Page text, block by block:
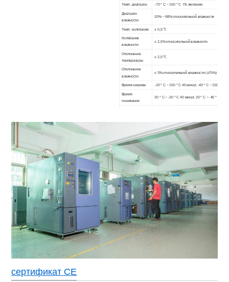
Темп. диапазон -70 ° C ~ 150 ° C По желанию
Диапазон
влажности
20% ~ 98% относительной влажности
Темп. колебание ± 0,5 ℃
Колебание
влажности
± 2,5% относительной влажности
Отклонение
температуры
± 2,0 ℃
Отклонение
влажности
± 3% относительной влажности (≥75%) / ± 5%
Время нагрева -20 ° C ~ 150 ° C 45 минут, -40 ° C ~ 150 ° C
Время
понижения
20 ° C ~ -20 ° C 40 минут, 20 ° C ~ -40 ° C 60
D25 D40
Материал
интерьера
Нержавеющая сталь 304
Материал
экстерьера
Сталь или нержавеющая сталь с подкладкой
Изоляционный
материал
Жесткий пенополиуретан + стекловолокно
Система
охлаждения
1. С воздушным охлаждением (вариант с
2. Односекционный / каскадный, герметичный
хлорфторуглеродов.
Контроллер Цветной ЖК-экран на английском /
Устройства для
обеспечения
безопасности
Отсутствие переключателя сварочной
перегрузки по току, защита от перегрева,
сухого нагрева, защита от низкого уровня
сертификат CE